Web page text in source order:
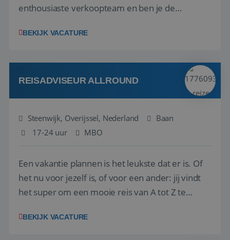
enthousiaste verkoopteam en ben je de
en tarieven waar je collega’s niet uitkomen.
kwaliteitsbewaking van alles wat met IATA te m...
BEKIJK VACATURE
REISADVISEUR ALLROUND
Steenwijk, Overijssel, Nederland
Baan
17-24 uur
MBO
Een vakantie plannen is het leukste dat er is. Of
het nu voor jezelf is, of voor een ander: jij vindt
het super om een mooie reis van A tot Z te
vakantiegangers de meest prachtige plekjes op
BEKIJK VACATURE